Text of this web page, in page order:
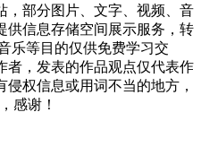
，部分图片、文字、视频、音
供信息存储空间展示服务，转
乐等目的仅供免费学习交
者，发表的作品观点仅代表作
权信息或用词不当的地方，
感谢！